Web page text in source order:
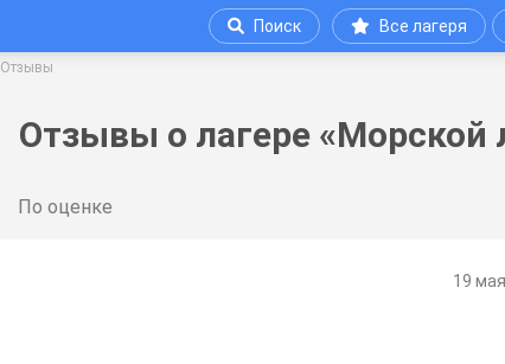
Поиск Все лагеря
Отзывы
Отзывы о лагере «Морской
По оценке
19